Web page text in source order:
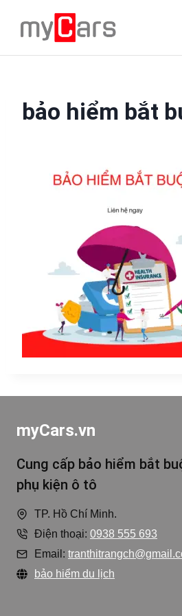
content
bảo hiểm bắt
myCars.vn
Cung cấp bảo hiểm bắt
phụ kiện ô tô
TP. Hồ Chí Minh.
Điện thoại: 0938 555 693
Email:
bảo hiểm du lịch